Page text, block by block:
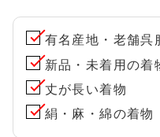
有名産地・老舗呉
新品・未着用の着
丈が長い着物
絹・麻・綿の着物